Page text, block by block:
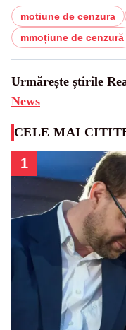
motiune de cenzura
mmoțiune de cenzură
Urmărește știrile
News
CELE MAI
1